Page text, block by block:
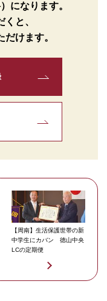
になります。
と、
けます。
【周南】生活保護世帯の新
中学生にカバン 徳山中央
LCの定期便